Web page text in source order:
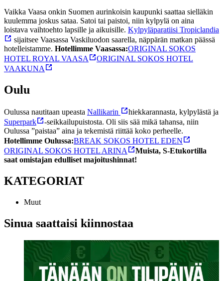
Vaikka Vaasa onkin Suomen aurinkoisin kaupunki saattaa sielläkin
kuulemma joskus sataa. Satoi tai paistoi, niin kylpylä on aina
loistava vaihtoehto lapsille ja aikuisille. Kylpyläparatiisi Tropiclandia
sijaitsee Vaasassa Vaskiluodon saarella, näppärän matkan päässä
hotelleistamme. Hotellimme Vaasassa:ORIGINAL SOKOS
HOTEL ROYAL VAASA
ORIGINAL SOKOS HOTEL
VAAKUNA
Oulu
Oulussa nautitaan upeasta Nallikarin
hiekkarannasta, kylpylästä ja
Superpark
-seikkailupuistosta. Oli siis sää mikä tahansa, niin
Oulussa ”paistaa” aina ja tekemistä riittää koko perheelle.
Hotellimme Oulussa:BREAK SOKOS HOTEL EDEN
ORIGINAL SOKOS HOTEL ARINA
Muista, S-Etukortilla
saat omistajan edulliset majoitushinnat!
KATEGORIAT
Muut
Sinua saattaisi kiinnostaa